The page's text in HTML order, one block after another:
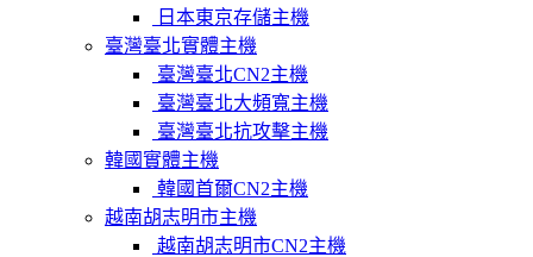
日本東京存儲主機
臺灣臺北實體主機
臺灣臺北CN2主機
臺灣臺北大頻寬主機
臺灣臺北抗攻擊主機
韓國實體主機
韓國首爾CN2主機
越南胡志明市主機
越南胡志明市CN2主機